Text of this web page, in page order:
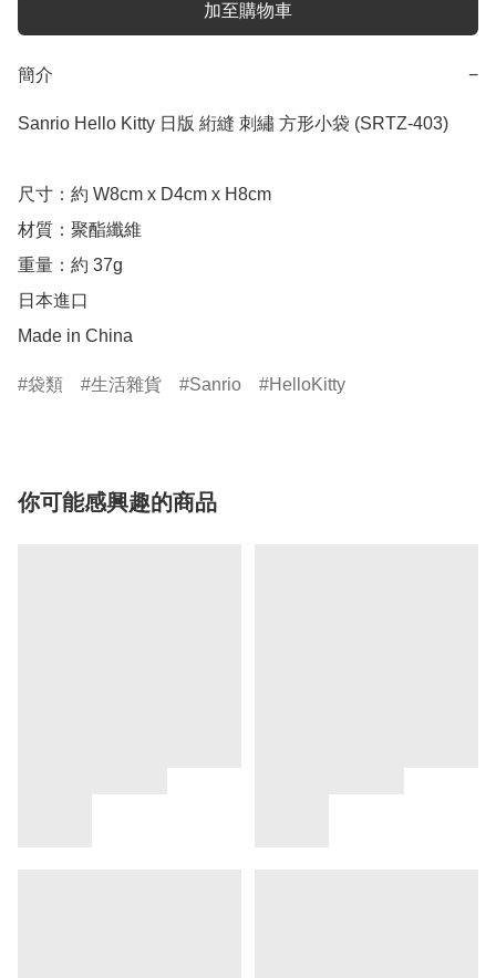
加至購物車
簡介 −
Sanrio Hello Kitty 日版 絎縫 刺繡 方形小袋 (SRTZ-403)
尺寸：約 W8cm x D4cm x H8cm
材質：聚酯纖維
重量：約 37g
日本進口
Made in China
袋類 生活雜貨 Sanrio HelloKitty
你可能感興趣的商品